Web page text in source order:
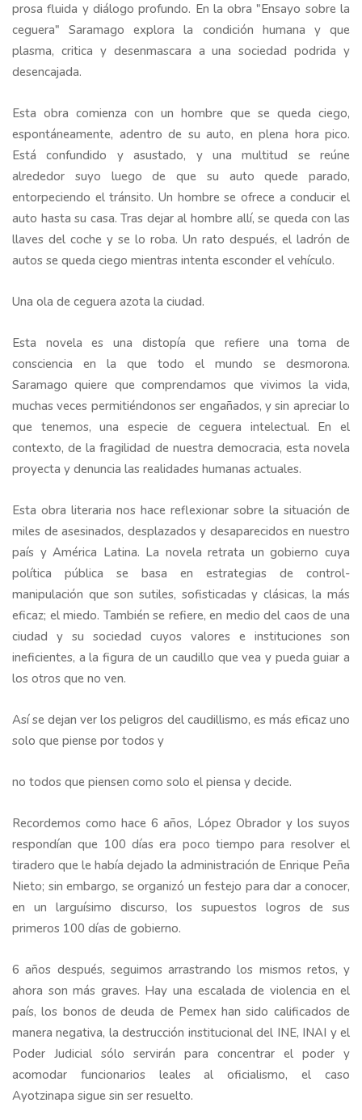
prosa fluida y diálogo profundo. En la obra "Ensayo sobre la
ceguera" Saramago explora la condición humana y que
plasma, critica y desenmascara a una sociedad podrida y
desencajada.
Esta obra comienza con un hombre que se queda ciego,
espontáneamente, adentro de su auto, en plena hora pico.
Está confundido y asustado, y una multitud se reúne
alrededor suyo luego de que su auto quede parado,
entorpeciendo el tránsito. Un hombre se ofrece a conducir el
auto hasta su casa. Tras dejar al hombre allí, se queda con las
llaves del coche y se lo roba. Un rato después, el ladrón de
autos se queda ciego mientras intenta esconder el vehículo.
Una ola de ceguera azota la ciudad.
Esta novela es una distopía que refiere una toma de
consciencia en la que todo el mundo se desmorona.
Saramago quiere que comprendamos que vivimos la vida,
muchas veces permitiéndonos ser engañados, y sin apreciar lo
que tenemos, una especie de ceguera intelectual. En el
contexto, de la fragilidad de nuestra democracia, esta novela
proyecta y denuncia las realidades humanas actuales.
Esta obra literaria nos hace reflexionar sobre la situación de
miles de asesinados, desplazados y desaparecidos en nuestro
país y América Latina. La novela retrata un gobierno cuya
política pública se basa en estrategias de control-
manipulación que son sutiles, sofisticadas y clásicas, la más
eficaz; el miedo. También se refiere, en medio del caos de una
ciudad y su sociedad cuyos valores e instituciones son
ineficientes, a la figura de un caudillo que vea y pueda guiar a
los otros que no ven.
Así se dejan ver los peligros del caudillismo, es más eficaz uno
solo que piense por todos y
no todos que piensen como solo el piensa y decide.
Recordemos como hace 6 años, López Obrador y los suyos
respondían que 100 días era poco tiempo para resolver el
tiradero que le había dejado la administración de Enrique Peña
Nieto; sin embargo, se organizó un festejo para dar a conocer,
en un larguísimo discurso, los supuestos logros de sus
primeros 100 días de gobierno.
6 años después, seguimos arrastrando los mismos retos, y
ahora son más graves. Hay una escalada de violencia en el
país, los bonos de deuda de Pemex han sido calificados de
manera negativa, la destrucción institucional del INE, INAI y el
Poder Judicial sólo servirán para concentrar el poder y
acomodar funcionarios leales al oficialismo, el caso
Ayotzinapa sigue sin ser resuelto.